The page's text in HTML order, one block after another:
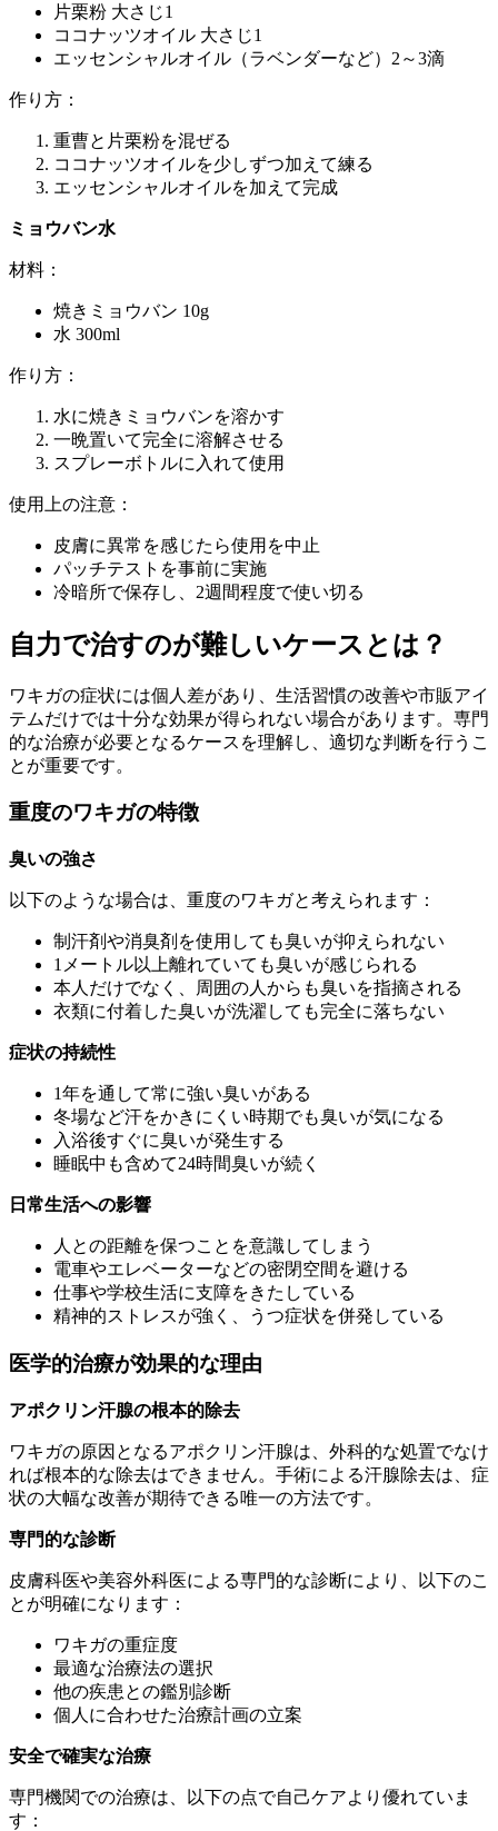
片栗粉 大さじ1
ココナッツオイル 大さじ1
エッセンシャルオイル（ラベンダーなど）2～3滴
作り方：
重曹と片栗粉を混ぜる
ココナッツオイルを少しずつ加えて練る
エッセンシャルオイルを加えて完成
ミョウバン水
材料：
焼きミョウバン 10g
水 300ml
作り方：
水に焼きミョウバンを溶かす
一晩置いて完全に溶解させる
スプレーボトルに入れて使用
使用上の注意：
皮膚に異常を感じたら使用を中止
パッチテストを事前に実施
冷暗所で保存し、2週間程度で使い切る
自力で治すのが難しいケースとは？
ワキガの症状には個人差があり、生活習慣の改善や市販アイ
テムだけでは十分な効果が得られない場合があります。専門
的な治療が必要となるケースを理解し、適切な判断を行うこ
とが重要です。
重度のワキガの特徴
臭いの強さ
以下のような場合は、重度のワキガと考えられます：
制汗剤や消臭剤を使用しても臭いが抑えられない
1メートル以上離れていても臭いが感じられる
本人だけでなく、周囲の人からも臭いを指摘される
衣類に付着した臭いが洗濯しても完全に落ちない
症状の持続性
1年を通して常に強い臭いがある
冬場など汗をかきにくい時期でも臭いが気になる
入浴後すぐに臭いが発生する
睡眠中も含めて24時間臭いが続く
日常生活への影響
人との距離を保つことを意識してしまう
電車やエレベーターなどの密閉空間を避ける
仕事や学校生活に支障をきたしている
精神的ストレスが強く、うつ症状を併発している
医学的治療が効果的な理由
アポクリン汗腺の根本的除去
ワキガの原因となるアポクリン汗腺は、外科的な処置でなけ
れば根本的な除去はできません。手術による汗腺除去は、症
状の大幅な改善が期待できる唯一の方法です。
専門的な診断
皮膚科医や美容外科医による専門的な診断により、以下のこ
とが明確になります：
ワキガの重症度
最適な治療法の選択
他の疾患との鑑別診断
個人に合わせた治療計画の立案
安全で確実な治療
専門機関での治療は、以下の点で自己ケアより優れていま
す：